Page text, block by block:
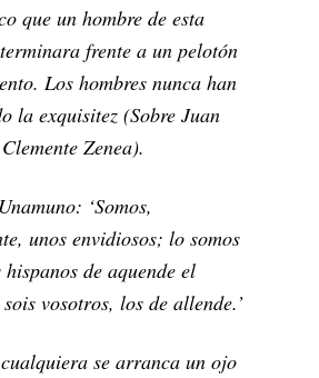
que un hombre de esta
frente a un pelotón
Los hombres nunca han
la exquisitez (Sobre Juan
Clemente Zenea).
‘Somos,
unos envidiosos; lo somos
de aquende el
vosotros, los de allende.’
se arranca un ojo